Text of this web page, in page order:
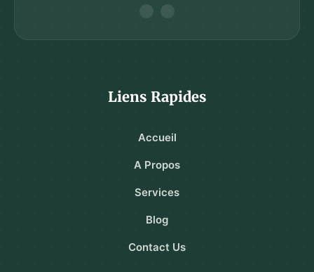
Liens Rapides
Accueil
A Propos
Services
Blog
Contact Us